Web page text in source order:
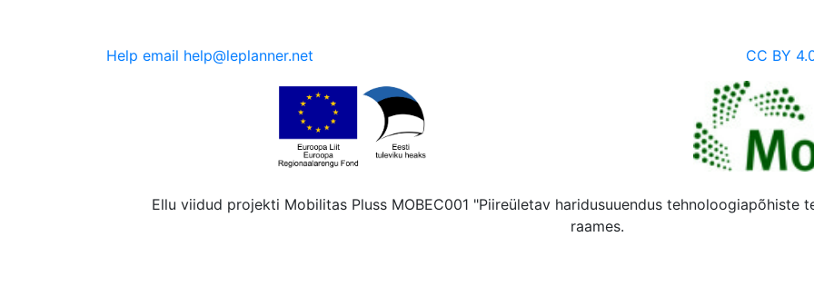
Help email help@leplanner.net CC BY
Ellu viidud projekti Mobilitas Pluss MOBEC001 "Piireületav haridusuuendus tehnoloogiapõhiste
raames.